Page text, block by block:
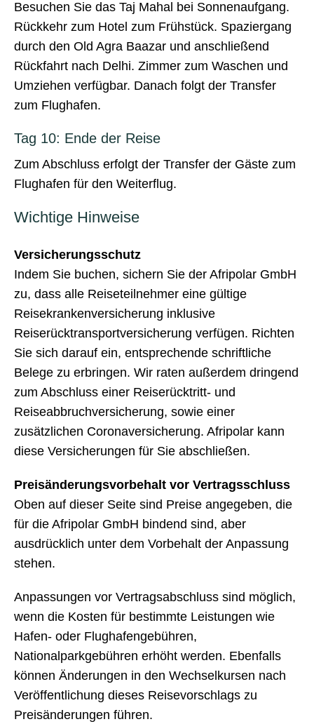
Besuchen Sie das Taj Mahal bei Sonnenaufgang.
Rückkehr zum Hotel zum Frühstück. Spaziergang
durch den Old Agra Baazar und anschließend
Rückfahrt nach Delhi. Zimmer zum Waschen und
Umziehen verfügbar. Danach folgt der Transfer
zum Flughafen.
Tag 10: Ende der Reise
Zum Abschluss erfolgt der Transfer der Gäste zum
Flughafen für den Weiterflug.
Wichtige Hinweise
Versicherungsschutz
Indem Sie buchen, sichern Sie der Afripolar GmbH
zu, dass alle Reiseteilnehmer eine gültige
Reisekrankenversicherung inklusive
Reiserücktransportversicherung verfügen. Richten
Sie sich darauf ein, entsprechende schriftliche
Belege zu erbringen. Wir raten außerdem dringend
zum Abschluss einer Reiserücktritt- und
Reiseabbruchversicherung, sowie einer
zusätzlichen Coronaversicherung. Afripolar kann
diese Versicherungen für Sie abschließen.
Preisänderungsvorbehalt vor Vertragsschluss
Oben auf dieser Seite sind Preise angegeben, die
für die Afripolar GmbH bindend sind, aber
ausdrücklich unter dem Vorbehalt der Anpassung
stehen.
Anpassungen vor Vertragsabschluss sind möglich,
wenn die Kosten für bestimmte Leistungen wie
Hafen- oder Flughafengebühren,
Nationalparkgebühren erhöht werden. Ebenfalls
können Änderungen in den Wechselkursen nach
Veröffentlichung dieses Reisevorschlags zu
Preisänderungen führen.